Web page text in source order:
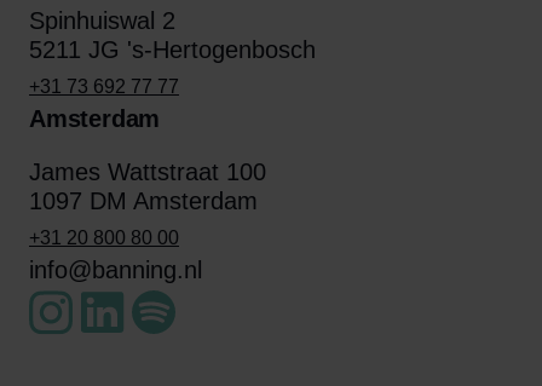
Spinhuiswal 2
5211 JG 's-Hertogenbosch
+31 73 692 77 77
Amsterdam
James Wattstraat 100
1097 DM Amsterdam
+31 20 800 80 00
info@banning.nl